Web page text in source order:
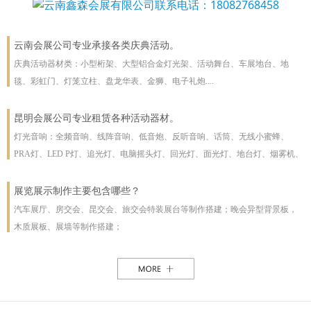
云南会展公司专业承接各类庆典活动。
庆典活动器材类：小型桁架、大型铝合金灯光架、活动舞台、车展地台、地
毯、彩虹门、灯笼立柱、盘龙华表、金狮、电子礼炮....
昆明会展公司专业租赁各种活动器材。
灯光音响：全频音响、线阵音响、低音炮、反听音响、话筒、无线小蜜蜂、
PRA灯、LED P灯、追光灯、电脑摇头灯、回光灯、面光灯、地台灯、烟雾机、
展览展示制作主要包含哪些？
汽车展厅、房交会、昆交会、旅交会特装展台等制作搭建；晚会异型背景板，
木质展板、展墙等制作搭建；